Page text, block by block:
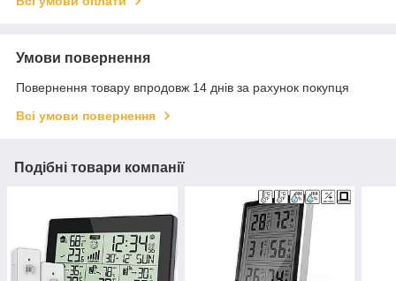
Умови повернення
Повернення товару впродовж 14 днів за рахунок покупця
Всі умови повернення
Подібні товари компанії